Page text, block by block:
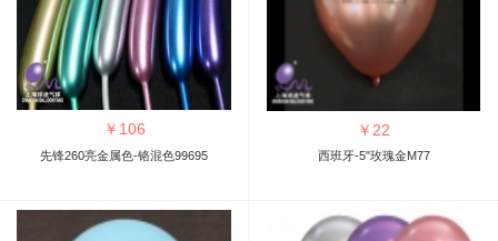
￥ 106
先锋260亮金属色-铬混色99695
￥ 22
西班牙-5"玫瑰金M77